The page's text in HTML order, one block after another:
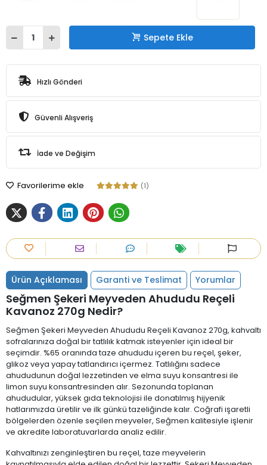
Sepete Ekle
Hızlı Gönderi
Güvenli Alışveriş
İade ve Değişim
Favorilerime ekle (1)
Ürün Açıklaması Garanti ve Teslimat Yorumlar
Seğmen Şekeri Meyveden Ahududu Reçeli
Kavanoz 270g Nedir?
Seğmen Şekeri Meyveden Ahududu Reçeli Kavanoz 270g, kahvaltı
sofralarınıza doğal bir tatlılık katmak isteyenler için ideal bir
seçimdir. %65 oranında taze ahududu içeren bu reçel, şeker,
glikoz veya yapay tatlandırıcı içermez. Tatlılığını sadece
ahududunun doğal lezzetinden ve elma suyu konsantresi ile
limon suyu konsantresinden alır. Sezonunda toplanan
ahududular, yüksek gıda teknolojisi ile donatılmış hijyenik
hatlarımızda üretilir ve ilk günkü tazeliğinde kalır. Coğrafi işaretli
bölgelerden özenle seçilen meyveler, Seğmen kalitesiyle işlenir
ve akredite laboratuvarlarda analiz edilir.
Kahvaltınızı zenginleştiren bu reçel, taze meyvelerin